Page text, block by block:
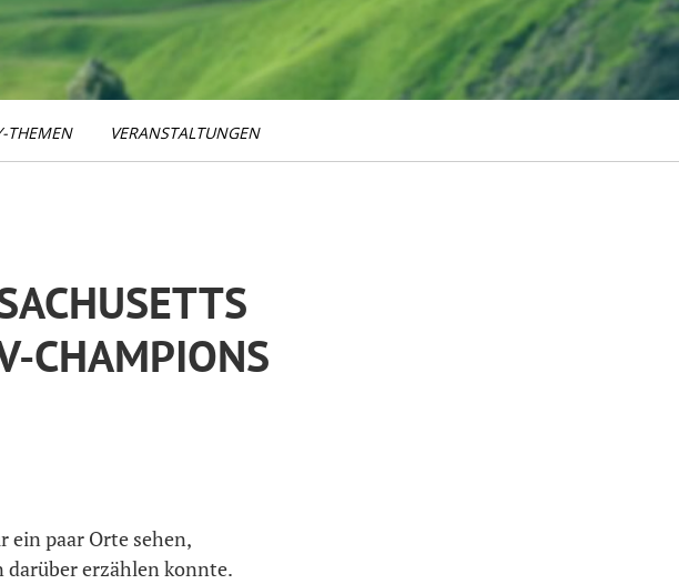
THEMEN VERANSTALTUNGEN
CHAMPIONS
ein paar Orte sehen,
darüber erzählen konnte.